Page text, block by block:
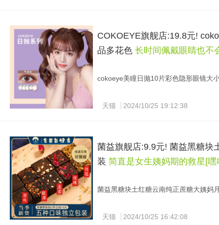
COKOEYE旗舰店:19.8元!
品多花色 长时间佩戴眼睛也不
cokoeye美瞳日抛10片彩色隐形眼镜大
【cokoeye】朦胧感日抛美瞳10片 【
天猫 2024/10/25 19:12:38
菌益旗舰店:9.9元! 菌益黑糖块
装 简直是女生姨妈期的救星[嘿
菌益黑糖块土红糖云南纯正蔗糖大姨妈
菌益.黑糖块土红糖 一罐230约14块9.9
天猫 2024/10/25 16:42:08